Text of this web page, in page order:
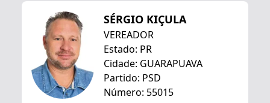
SÉRGIO KIÇULA
VEREADOR
Estado: PR
Cidade: GUARAPUAVA
Partido: PSD
Número: 55015